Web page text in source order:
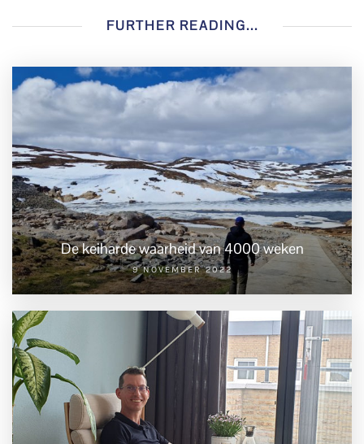
FURTHER READING...
De keiharde waarheid van 4000 weken
9 NOVEMBER 2022